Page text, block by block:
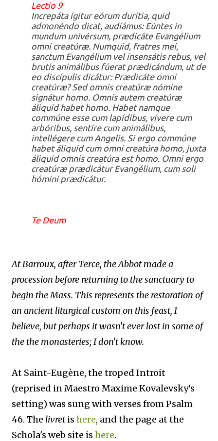
Lectio 9
Increpáta ígitur eórum durítia, quid
admonéndo dicat, audiámus: Eúntes in
mundum univérsum, prædicáte Evangélium
omni creatúræ. Numquid, fratres mei,
sanctum Evangélium vel insensátis rebus, vel
brutis animálibus fúerat prædicándum, ut de
eo discípulis dicátur: Prædicáte omni
creatúræ? Sed omnis creatúræ nómine
signátur homo. Omnis autem creatúræ
áliquid habet homo. Habet namque
commúne esse cum lapídibus, vívere cum
arbóribus, sentíre cum animálibus,
intellégere cum Angelis. Si ergo commúne
habet áliquid cum omni creatúra homo, juxta
áliquid omnis creatúra est homo. Omni ergo
creatúræ prædicátur Evangélium, cum soli
hómini prædicátur.
Te Deum
At Barroux, after Terce, the Abbot made a
procession before returning to the sanctuary to
begin the Mass. This represents the restoration of
an ancient liturgical custom on this feast, I
believe, but perhaps it wasn't ever lost in some of
the the monasteries; I don't know.
At Saint-Eugène, the troped Introit
(reprised in Maestro Maxime Kovalevsky's
setting) was sung with verses from Psalm
46. The livretis here, and the page at the
Schola's web site is here.